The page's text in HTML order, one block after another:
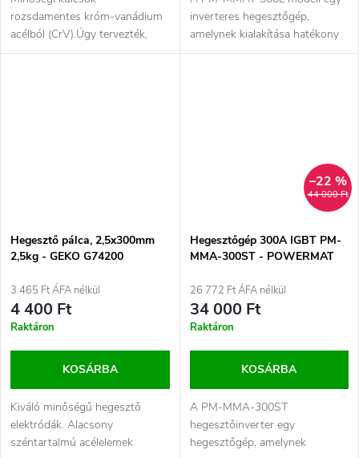
rozsdamentes króm-vanádium
acélból (CrV).Úgy tervezték,
hogy a legnehezebb
inverteres hegesztőgép,
amelynek kialakítása hatékony
IGBT tranzisztorokon alapul.
Hegesztő pálca, 2,5x300mm
2,5kg - GEKO G74200
3 465 Ft ÁFA nélkül
4 400 Ft
Raktáron
KOSÁRBA
Kiváló minőségű hegesztő
elektródák. Alacsony
széntartalmú acélelemek
44 000 Ft
–22 %
Hegesztőgép 300A IGBT PM-
MMA-300ST - POWERMAT
26 772 Ft ÁFA nélkül
34 000 Ft
Raktáron
KOSÁRBA
A PM-MMA-300ST
hegesztőinverter egy
hegesztőgép, amelynek